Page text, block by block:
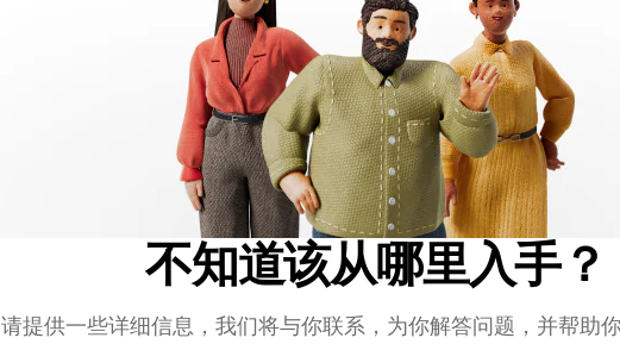
不知道该从哪里入手？
请提供一些详细信息，我们将与你联系，为你解答问题，并帮助